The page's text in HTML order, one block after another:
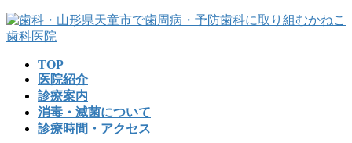
コ
ン
ナ
ビ
TOP
医院紹介
診療案内
消毒・滅菌について
診療時間・アクセス